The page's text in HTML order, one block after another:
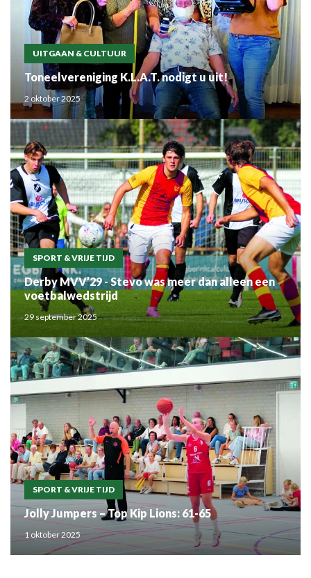
UITGAAN & CULTUUR
Toneelvereniging K.L.A.T. nodigt u uit!
2 oktober 2025
SPORT & VRIJE TIJD
Derby MVV’29 - Stevo was meer dan alleen een
voetbalwedstrijd
29 september 2025
SPORT & VRIJE TIJD
Jolly Jumpers – Top Kip Lions: 61-65
1 oktober 2025